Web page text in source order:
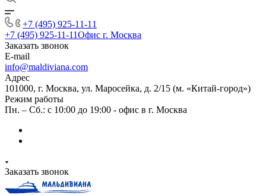
+7 (495) 925-11-11
+7 (495) 925-11-11Офис г. Москва
Заказать звонок
E-mail
info@maldiviana.com
Адрес
101000, г. Москва, ул. Маросейка, д. 2/15 (м. «Китай-город»)
Режим работы
Пн. – Сб.: с 10:00 до 19:00 - офис в г. Москва
Заказать звонок